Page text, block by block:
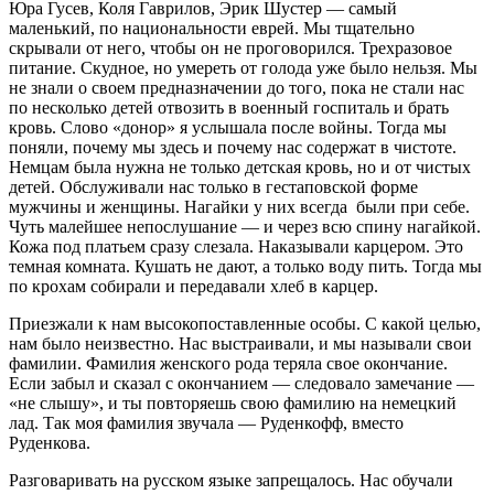
Юра Гусев, Коля Гаврилов, Эрик Шустер — самый
маленький, по национальности еврей. Мы тщательно
скрывали от него, чтобы он не проговорился. Трехразовое
питание. Скудное, но умереть от голода уже было нельзя. Мы
не знали о своем предназначении до того, пока не стали нас
по несколько детей отвозить в военный госпиталь и брать
кровь. Слово «донор» я услышала после войны. Тогда мы
поняли, почему мы здесь и почему нас содержат в чистоте.
Немцам была нужна не только детская кровь, но и от чистых
детей. Обслуживали нас только в гестаповской форме
мужчины и женщины. Нагайки у них всегда были при себе.
Чуть малейшее непослушание — и через всю спину нагайкой.
Кожа под платьем сразу слезала. Наказывали карцером. Это
темная комната. Кушать не дают, а только воду пить. Тогда мы
по крохам собирали и передавали хлеб в карцер.
Приезжали к нам высокопоставленные особы. С какой целью,
нам было неизвестно. Нас выстраивали, и мы называли свои
фамилии. Фамилия женского рода теряла свое окончание.
Если забыл и сказал с окончанием — следовало замечание —
«не слышу», и ты повторяешь свою фамилию на немецкий
лад. Так моя фамилия звучала — Руденкофф, вместо
Руденкова.
Разговаривать на русском языке запрещалось. Нас обучали